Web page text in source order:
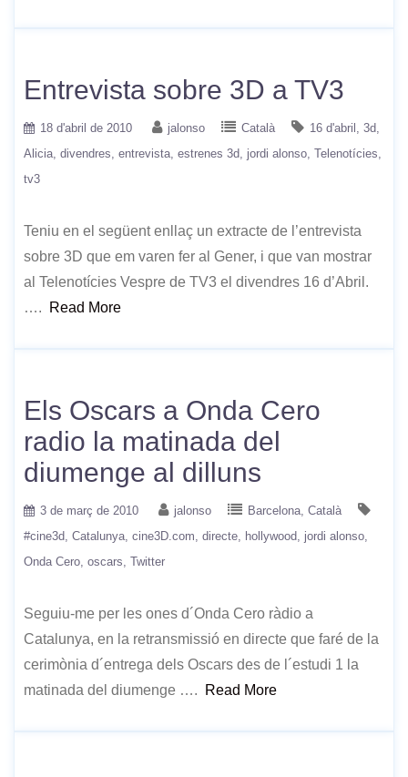
Entrevista sobre 3D a TV3
18 d'abril de 2010 jalonso Català 16 d'abril
3d
Alicia divendres entrevista estrenes 3d jordi alonso Telenotícies
tv3
Teniu en el següent enllaç un extracte de l’entrevista
sobre 3D que em varen fer al Gener, i que van mostrar
al Telenotícies Vespre de TV3 el divendres 16 d’Abril.
….
Read More
Els Oscars a Onda Cero
radio la matinada del
diumenge al dilluns
3 de març de 2010 jalonso Barcelona Català
#cine3d Catalunya cine3D.com directe hollywood
jordi alonso
Onda Cero oscars Twitter
Seguiu-me per les ones d´Onda Cero ràdio a
Catalunya, en la retransmissió en directe que faré de la
cerimònia d´entrega dels Oscars des de l´estudi 1 la
matinada del diumenge ….
Read More